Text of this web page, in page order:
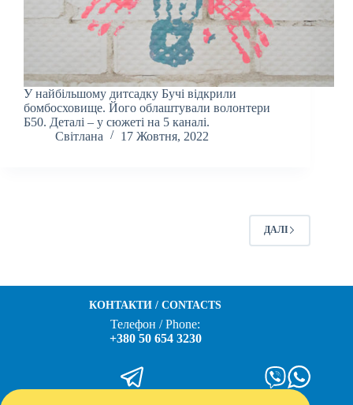
У найбільшому дитсадку Бучі відкрили
бомбосховище. Його облаштували волонтери
Б50. Деталі – у сюжеті на 5 каналі.
Світлана
17 Жовтня, 2022
ДАЛІ
КОНТАКТИ / CONTACTS
Телефон / Phone:
+380 50 654 3230